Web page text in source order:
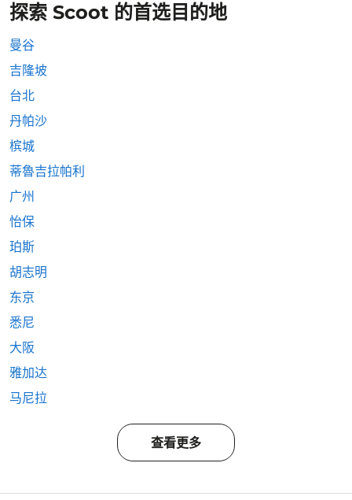
探索 Scoot 的首选目的地
曼谷
吉隆坡
台北
丹帕沙
槟城
蒂魯吉拉帕利
广州
怡保
珀斯
胡志明
东京
悉尼
大阪
雅加达
马尼拉
查看更多